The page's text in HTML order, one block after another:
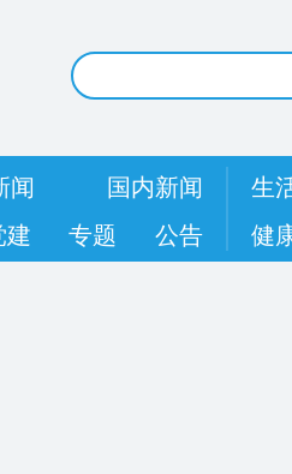
闻
国内新闻
建 专题 公告
生
健